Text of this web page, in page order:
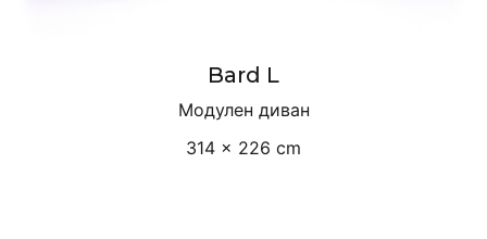
Bard L
Модулен диван
314 × 226 cm